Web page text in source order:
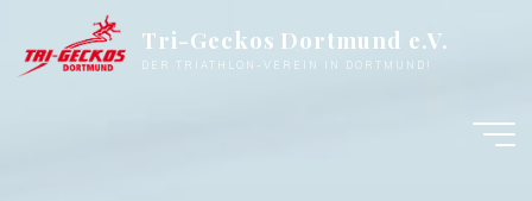
springen
Tri-Geckos Dortmund e.V.
DER TRIATHLON-VEREIN IN DORTMUND!